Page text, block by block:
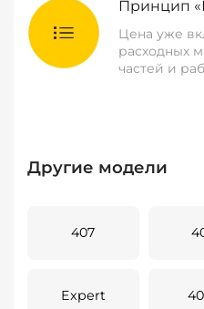
Принцип
Цена уже
расходных
частей и
Другие модели
407
Expert